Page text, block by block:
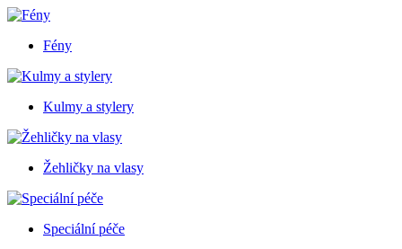
Fény
Kulmy a stylery
Žehličky na vlasy
Speciální péče